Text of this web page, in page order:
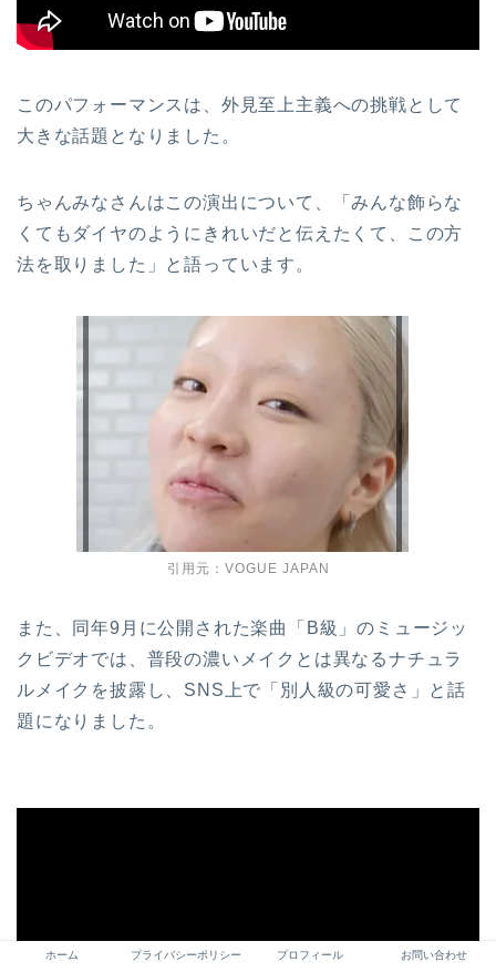
このパフォーマンスは、外見至上主義への挑戦として
大きな話題となりました。
ちゃんみなさんはこの演出について、「みんな飾らな
くてもダイヤのようにきれいだと伝えたくて、この方
法を取りました」と語っています。
引用元：VOGUE JAPAN
また、同年9月に公開された楽曲「B級」のミュージッ
クビデオでは、普段の濃いメイクとは異なるナチュラ
ルメイクを披露し、SNS上で「別人級の可愛さ」と話
題になりました。
ホーム プライバシーポリシー プロフィール お問い合わせ